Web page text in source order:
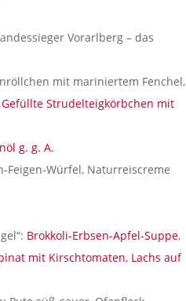
Vorarlberg – das
mit mariniertem Fenchel,
Gefüllte Strudelteigkörbchen mit
g. g. A.
Feigen-Würfel, Naturreiscreme
Brokkoli-Erbsen-Apfel-Suppe,
mit Kirschtomaten, Lachs auf